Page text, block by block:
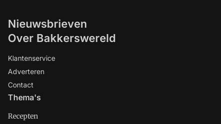
Nieuwsbrieven
Over Bakkerswereld
Klantenservice
Adverteren
Contact
Thema's
Recepten